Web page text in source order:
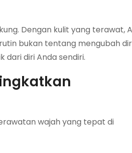
Dengan kulit yang terawat,
bukan tentang mengubah
diri Anda sendiri.
wajah yang tepat di